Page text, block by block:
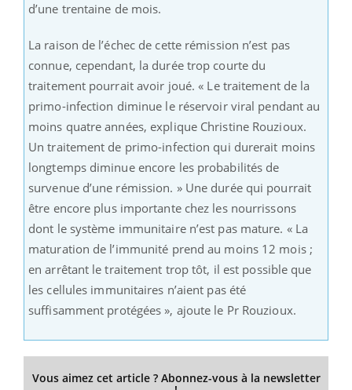
d’une trentaine de mois.
La raison de l’échec de cette rémission n’est pas
connue, cependant, la durée trop courte du
traitement pourrait avoir joué. « Le traitement de la
primo-infection diminue le réservoir viral pendant au
moins quatre années, explique Christine Rouzioux.
Un traitement de primo-infection qui durerait moins
longtemps diminue encore les probabilités de
survenue d’une rémission. » Une durée qui pourrait
être encore plus importante chez les nourrissons
dont le système immunitaire n’est pas mature. « La
maturation de l’immunité prend au moins 12 mois ;
en arrêtant le traitement trop tôt, il est possible que
les cellules immunitaires n’aient pas été
suffisamment protégées », ajoute le Pr Rouzioux.
Vous aimez cet article ? Abonnez-vous à la newsletter